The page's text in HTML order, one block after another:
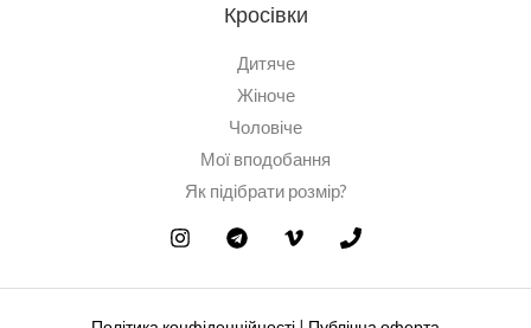
Кросівки
Дитяче
Жіноче
Чоловіче
Мої вподобання
Як підібрати розмір?